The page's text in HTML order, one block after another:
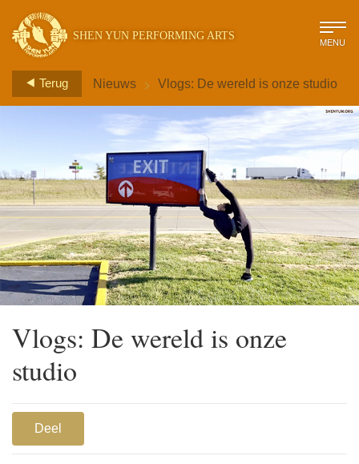
SHEN YUN PERFORMING ARTS MENU
Terug Nieuws > Vlogs: De wereld is onze studio
Vlogs: De wereld is onze
studio
Deel